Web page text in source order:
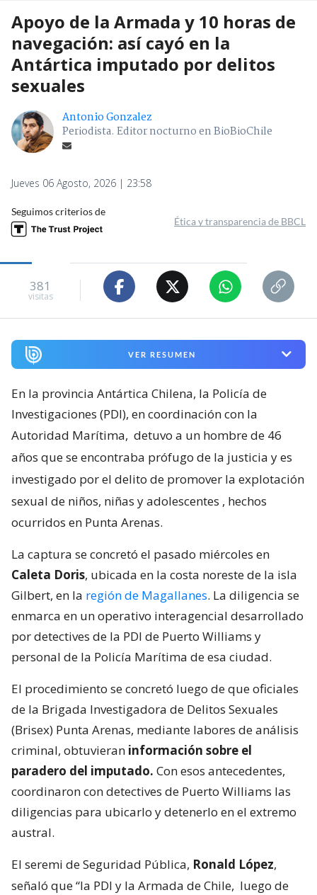
Apoyo de la Armada y 10 horas de
navegación: así cayó en la
Antártica imputado por delitos
sexuales
Antonio Gonzalez
Periodista. Editor nocturno en BioBioChile
Jueves 06 Agosto, 2026 | 23:58
Seguimos criterios de
Ética y transparencia de BBCL
381
visitas
VER RESUMEN
En la provincia Antártica Chilena, la Policía de
Investigaciones (PDI), en coordinación con la
Autoridad Marítima, detuvo a un hombre de 46
años que se encontraba prófugo de la justicia y es
investigado por el delito de promover la explotación
sexual de niños, niñas y adolescentes , hechos
ocurridos en Punta Arenas.
La captura se concretó el pasado miércoles en
Caleta Doris, ubicada en la costa noreste de la isla
Gilbert, en la región de Magallanes. La diligencia se
enmarca en un operativo interagencial desarrollado
por detectives de la PDI de Puerto Williams y
personal de la Policía Marítima de esa ciudad.
El procedimiento se concretó luego de que oficiales
de la Brigada Investigadora de Delitos Sexuales
(Brisex) Punta Arenas, mediante labores de análisis
criminal, obtuvieran información sobre el
paradero del imputado. Con esos antecedentes,
coordinaron con detectives de Puerto Williams las
diligencias para ubicarlo y detenerlo en el extremo
austral.
El seremi de Seguridad Pública, Ronald López,
señaló que “la PDI y la Armada de Chile, luego de